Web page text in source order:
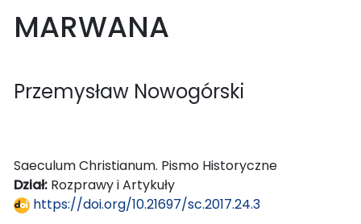
MARWANA
Przemysław Nowogórski
Saeculum Christianum. Pismo Historyczne
Dział: Rozprawy i Artykuły
https://doi.org/10.21697/sc.2017.24.3